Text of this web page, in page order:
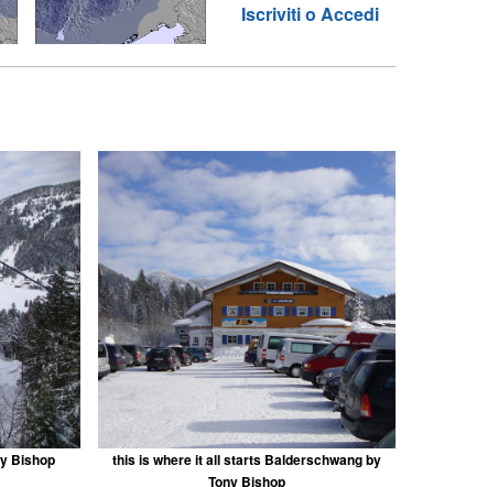
Iscriviti o Accedi
Bishop
this is where it all starts Balderschwang by
Tony Bishop